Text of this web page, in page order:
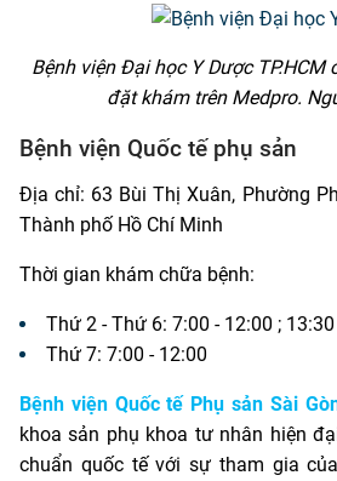
Bệnh viện Đại học Y Dược TP.HCM
đặt khám trên Medpro.
Bệnh viện Quốc tế phụ sản
Địa chỉ: 63 Bùi Thị Xuân, Phường
Thành phố Hồ Chí Minh
Thời gian khám chữa bệnh:
Thứ 2 - Thứ 6: 7:00 - 12:00 ;
Thứ 7: 7:00 - 12:00
Bệnh viện Quốc tế Phụ sản Sài
khoa sản phụ khoa tư nhân hiện
chuẩn quốc tế với sự tham gia